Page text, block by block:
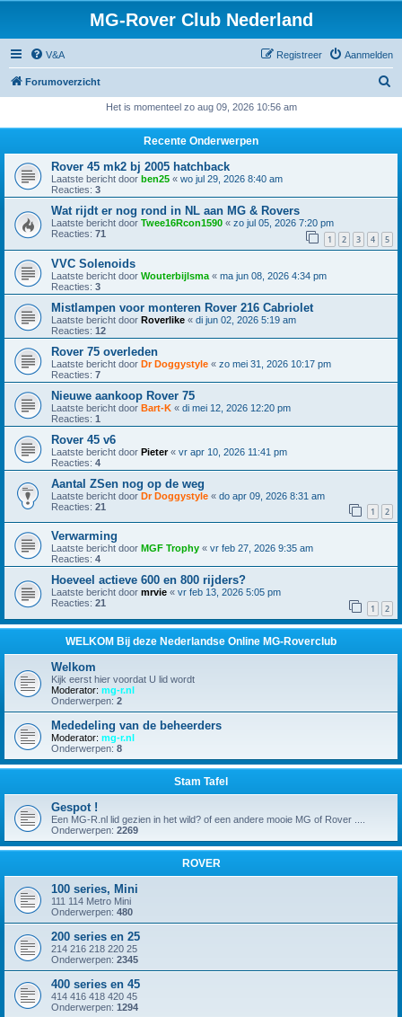
MG-Rover Club Nederland
V&A Aanmelden
Registreer
Forumoverzicht
Het is momenteel zo aug 09, 2026 10:56 am
Recente Onderwerpen
Rover 45 mk2 bj 2005 hatchback
Laatste bericht door ben25 « wo jul 29, 2026 8:40 am
Reacties: 3
Wat rijdt er nog rond in NL aan MG & Rovers
Laatste bericht door Twee16Rcon1590 « zo jul 05, 2026 7:20 pm
Reacties: 71 1 2 3 4 5
VVC Solenoids
Laatste bericht door Wouterbijlsma « ma jun 08, 2026 4:34 pm
Reacties: 3
Mistlampen voor monteren Rover 216 Cabriolet
Laatste bericht door Roverlike « di jun 02, 2026 5:19 am
Reacties: 12
Rover 75 overleden
Laatste bericht door Dr Doggystyle « zo mei 31, 2026 10:17 pm
Reacties: 7
Nieuwe aankoop Rover 75
Laatste bericht door Bart-K « di mei 12, 2026 12:20 pm
Reacties: 1
Rover 45 v6
Laatste bericht door Pieter« vr apr 10, 2026 11:41 pm
Reacties: 4
Aantal ZSen nog op de weg
Laatste bericht door Dr Doggystyle « do apr 09, 2026 8:31 am
Reacties: 21 1 2
Verwarming
Laatste bericht door MGF Trophy « vr feb 27, 2026 9:35 am
Reacties: 4
Hoeveel actieve 600 en 800 rijders?
Laatste bericht door mrvie « vr feb 13, 2026 5:05 pm
Reacties: 21 1 2
WELKOM Bij deze Nederlandse Online MG-Roverclub
Welkom
Kijk eerst hier voordat U lid wordt
Moderator: mg-r.nl
Onderwerpen: 2
Mededeling van de beheerders
Moderator: mg-r.nl
Onderwerpen: 8
Stam Tafel
Gespot !
Een MG-R.nl lid gezien in het wild? of een andere mooie MG of Rover ....
Onderwerpen: 2269
ROVER
100 series, Mini
111 114 Metro Mini
Onderwerpen: 480
200 series en 25
214 216 218 220 25
Onderwerpen: 2345
400 series en 45
414 416 418 420 45
Onderwerpen: 1294